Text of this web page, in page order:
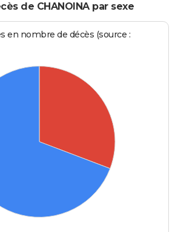
de CHANOINA par sexe
en nombre de décès (source :